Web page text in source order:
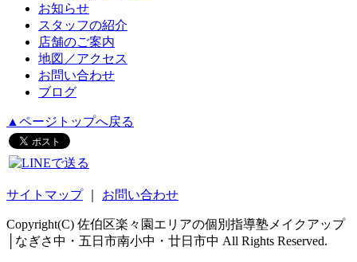
お知らせ
スタッフの紹介
店舗のご案内
地図／アクセス
お問い合わせ
ブログ
▲ページトップへ戻る
サイトマップ｜ お問い合わせ
Copyright(C) 佐伯区楽々園エリアの個別指導塾メイクアップ
│なぎさ中・五日市南小中・廿日市中 All Rights Reserved.